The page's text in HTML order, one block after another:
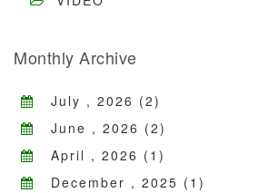
Monthly Archive
July , 2026 (2)
June , 2026 (2)
April , 2026 (1)
December , 2025 (1)